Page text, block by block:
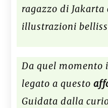
ragazzo di Jakarta
illustrazioni
Da quel momento
legato a questo
Guidata dalla